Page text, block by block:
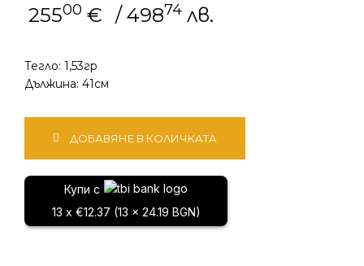
25500 € / 49874 лв.
Тегло: 1,53гр
Дължина: 41см
Златно
колие
ДОБАВЯНЕ В КОЛИЧКАТА
Купи с
13 x €12.37 (13 x 24.19 BGN)